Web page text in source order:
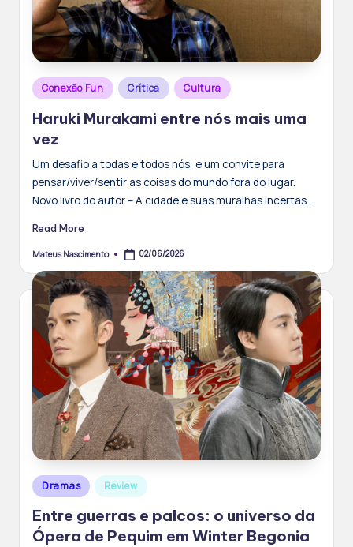
Posted
in
Conexão Fun Crítica Cultura
Haruki Murakami entre nós mais uma
vez
Um desafio a todas e todos nós, e um convite para
pensar/viver/sentir as coisas do mundo fora do lugar.
Novo livro do autor – A cidade e suas muralhas incertas…
Read More
Posted
Mateus Nascimento 02/06/2026
Posted
in
Dramas Review
Entre guerras e palcos: o universo da
Ópera de Pequim em Winter Begonia